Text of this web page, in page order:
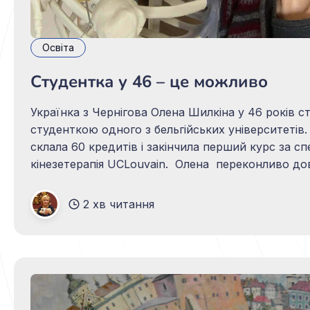
Освіта
Студентка у 46 – це можливо
Українка з Чернігова Олена Шилкіна у 46 років
студенткою одного з бельгійських
склала 60 кредитів і закінчила перший курс за
кінезетерапія UCLouvain. Олена переконливо доводить, що і
тому вона з двома дітьми і кішкою приїхала до
2 хв читання